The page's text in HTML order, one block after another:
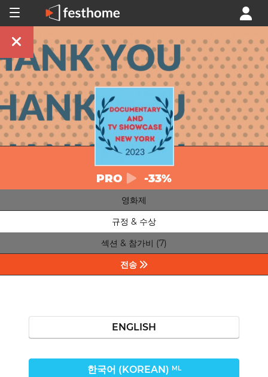
PRO -33%
영화제
규정 & 수상
섹션 & 참가비 (7)
전송
ENGLISH
한국어 (KOREAN) ML